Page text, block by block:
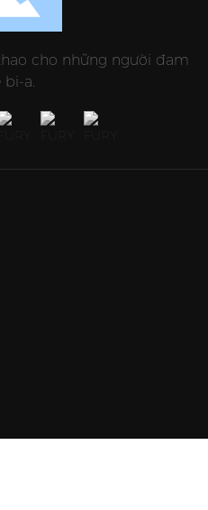
cho những người đam
bi-a.